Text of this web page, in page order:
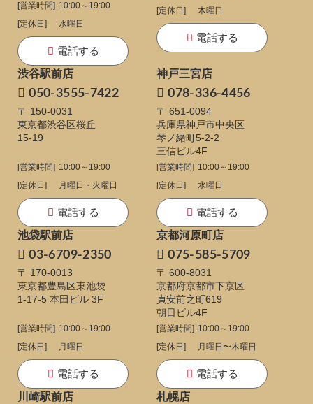
[営業時間] 10:00～19:00
[定休日]
水曜日
電話する
[定休日]
木曜日
電話する
渋谷駅前店
050-3555-7422
〒 150-0031
東京都渋谷区桜丘
15-19
[営業時間] 10:00～19:00
[定休日]
月曜日・火曜日
電話する
神戸三宮店
078-336-4456
〒 651-0094
兵庫県神戸市中央区
琴ノ緒町5-2-2
三信ビル4F
[営業時間] 10:00～19:00
[定休日]
水曜日
電話する
池袋駅前店
03-6709-2350
〒 170-0013
東京都豊島区東池袋
1-17-5 本田ビル 3F
[営業時間] 10:00～19:00
[定休日]
月曜日
電話する
京都河原町店
075-585-5709
〒 600-8031
京都府京都市下京区
貞安前之町619
朝日ビル4F
[営業時間] 10:00～19:00
[定休日]
月曜日〜木曜日
電話する
川崎駅前店
札幌店